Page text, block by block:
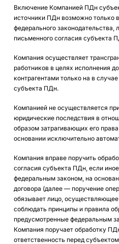
Включение Компанией ПДн
источники ПДн возможно только
федерального законодательства,
письменного согласия субъекта
Компания осуществляет
работников в целях исполнения
контрагентами только на в
субъекта ПДн.
Компанией не осуществляется
юридические последствия в
образом затрагивающих его
основании исключительно
Компания вправе поручить
согласия субъекта ПДн, если
федеральным законом, на
договора (далее — поручение
обязывает лицо,
соблюдать принципы и правила
предусмотренные федеральным
Компания поручает обработку
ответственность перед